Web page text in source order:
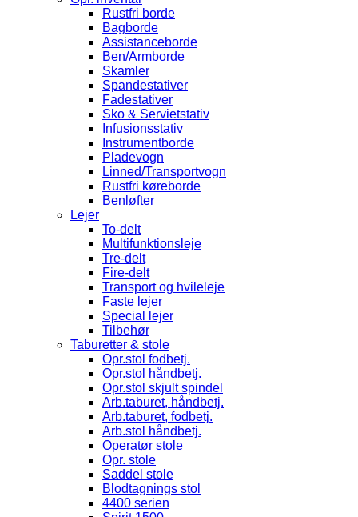
Rustfri borde
Bagborde
Assistanceborde
Ben/Armborde
Skamler
Spandestativer
Fadestativer
Sko & Servietstativ
Infusionsstativ
Instrumentborde
Pladevogn
Linned/Transportvogn
Rustfri køreborde
Benløfter
Lejer
To-delt
Multifunktionsleje
Tre-delt
Fire-delt
Transport og hvileleje
Faste lejer
Special lejer
Tilbehør
Taburetter & stole
Opr.stol fodbetj.
Opr.stol håndbetj.
Opr.stol skjult spindel
Arb.taburet, håndbetj.
Arb.taburet, fodbetj.
Arb.stol håndbetj.
Operatør stole
Opr. stole
Saddel stole
Blodtagnings stol
4400 serien